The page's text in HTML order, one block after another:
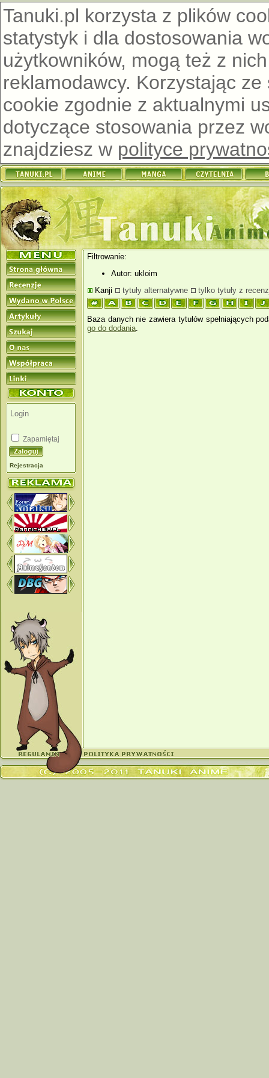
Tanuki.pl korzysta z plików
statystyk i dla dostosowania
użytkowników, mogą też z
reklamodawcy. Korzystając
cookie zgodnie z aktualnymi
dotyczące stosowania przez
znajdziesz w polityce
Zapamiętaj
Rejestracja
Filtrowanie:
Autor: ukloim
Kanji
tytuły alternatywne tylko tytuły z
Baza danych nie zawiera tytułów spełniających
go do dodania.